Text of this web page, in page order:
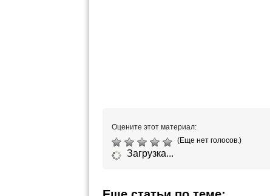
Оцените этот материал:
(Еще нет голосов.)
Загрузка...